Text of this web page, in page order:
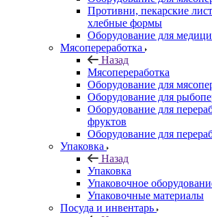
Противни, пекарские
хлебные формы
Оборудование для
Мясопереработка
Назад
Мясопереработка
Оборудование для
Оборудование для
Оборудование для
фруктов
Оборудование для
Упаковка
Назад
Упаковка
Упаковочное
Упаковочные материалы
Посуда и инвентарь